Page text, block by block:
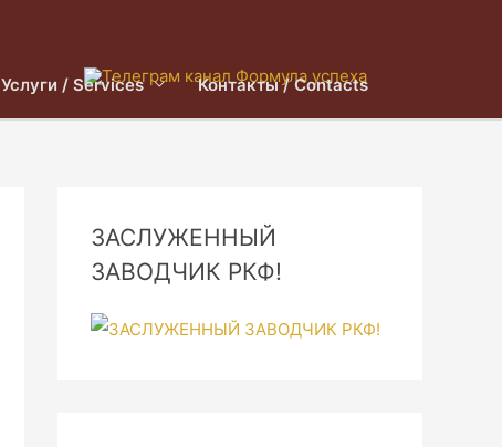
Услуги / Services Контакты / Contacts
ЗАСЛУЖЕННЫЙ
ЗАВОДЧИК РКФ!